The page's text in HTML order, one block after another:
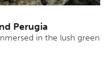
Perugia
in the lush green